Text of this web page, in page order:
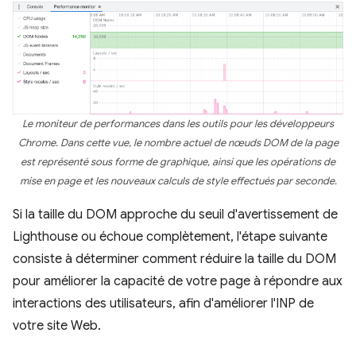
Le moniteur de performances dans les outils pour les développeurs
Chrome. Dans cette vue, le nombre actuel de nœuds DOM de la page
est représenté sous forme de graphique, ainsi que les opérations de
mise en page et les nouveaux calculs de style effectués par seconde.
Si la taille du DOM approche du seuil d'avertissement de
Lighthouse ou échoue complètement, l'étape suivante
consiste à déterminer comment réduire la taille du DOM
pour améliorer la capacité de votre page à répondre aux
interactions des utilisateurs, afin d'améliorer l'INP de
votre site Web.